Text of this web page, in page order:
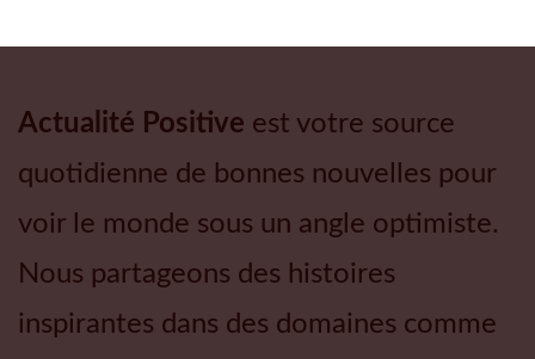
Actualité Positive est votre source
quotidienne de bonnes nouvelles pour
voir le monde sous un angle optimiste.
Nous partageons des histoires
inspirantes dans des domaines comme